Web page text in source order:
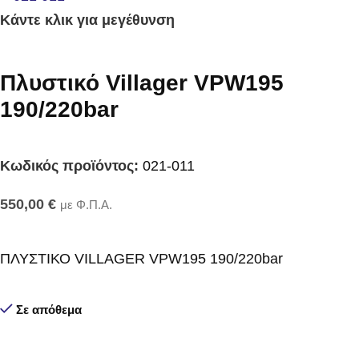
Κάντε κλικ για μεγέθυνση
Πλυστικό Villager VPW195
190/220bar
Κωδικός προϊόντος: 021-011
550,00 € με Φ.Π.Α.
ΠΛΥΣΤΙΚΟ VILLAGER VPW195 190/220bar
Σε απόθεμα